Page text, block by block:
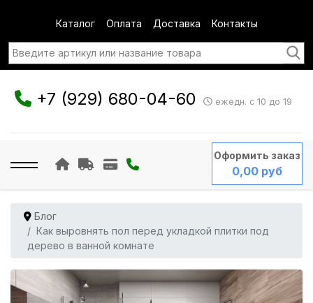
Каталог Оплата Доставка Контакты
+7 (929) 680-04-60 ежедн. с 10 до 19
Оформить заказ
0,00 руб
Блог
Как выровнять пол перед укладкой плитки под
дерево в ванной комнате